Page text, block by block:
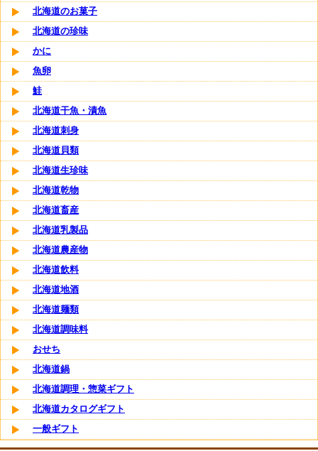
北海道のお菓子
北海道の珍味
かに
魚卵
鮭
北海道干魚・漬魚
北海道刺身
北海道貝類
北海道生珍味
北海道乾物
北海道畜産
北海道乳製品
北海道農産物
北海道飲料
北海道地酒
北海道麺類
北海道調味料
おせち
北海道鍋
北海道調理・惣菜ギフト
北海道カタログギフト
一般ギフト